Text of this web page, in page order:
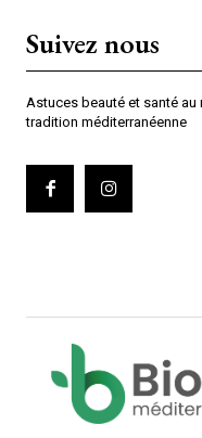
Suivez nous
Astuces beauté et santé au
tradition méditerranéenne